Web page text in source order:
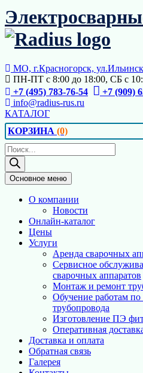
Перейти
к
содержимому
МО, г.Красногорск,
ПН-ПТ с 8:00 до 18:00, СБ с
+7 (495) 783-76-54
+7 (909)
info@radius-rus.ru
КАТАЛОГ
КОРЗИНА (0)
Поиск
товаров
Основное меню
О компании
Новости
Онлайн-каталог
Цены
Услуги
Аренда сварочных
Сервисное
сварочных аппаратов
Монтаж и ремонт
Обучение работам
трубопровода
Изготовление ПЭ
Оперативная
Доставка и оплата
Обратная связь
Галерея